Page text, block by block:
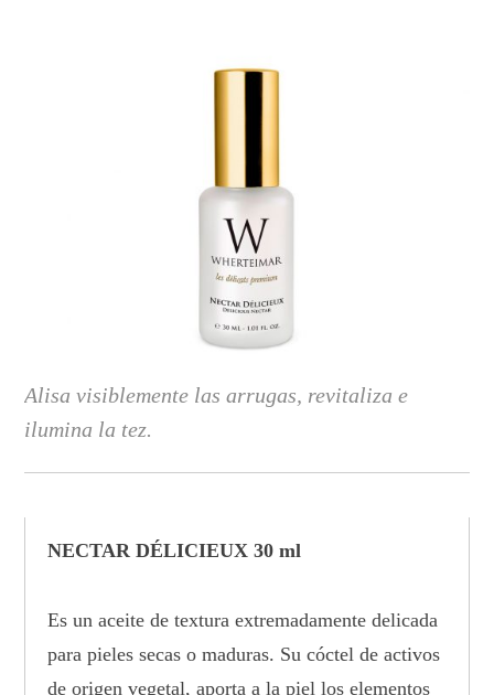
Alisa visiblemente las arrugas, revitaliza e
ilumina la tez.
NECTAR DÉLICIEUX 30ml
Es un aceite de textura extremadamente delicada
para pieles secas o maduras. Su cóctel de activos
de origen vegetal, aporta a la piel los elementos